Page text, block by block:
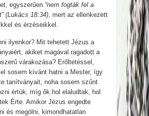
egyszerűen “nem fogták fel a
(Lukács 18:34) , mert az ellenkezett
és érzéseikkel.
ilyenkor? Mit tehetett Jézus a
akiket magával ragadott a
várakozása? Erőltetéssel,
sosem kívánt hatni a Mester, így
tanítványait, noha sosem szűnt
értük, míg ők hol elaludtak, hol
Érte. Amikor Jézus engedte
és megölni, kimondhatatlan